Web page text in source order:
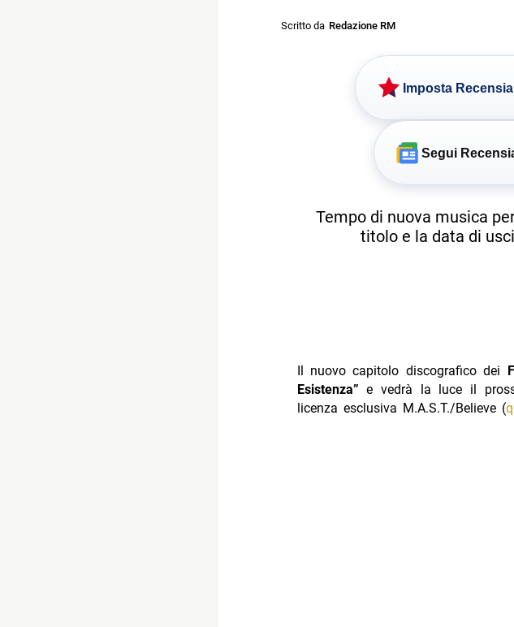
Scritto da Redazione RM
Imposta
Segui
Tempo di nuova musica
titolo e la data di
Il nuovo capitolo discografico dei
Esistenza” e vedrà la luce il
licenza esclusiva M.A.S.T./Believe (